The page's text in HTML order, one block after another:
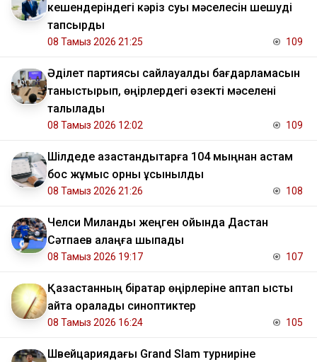
кешендеріндегі кәріз суы мәселесін шешуді
тапсырды
08 Тамыз 2026 21:25 109
Әділет партиясы сайлауалды бағдарламасын
таныстырып, өңірлердегі өзекті мәселені
талқылады
08 Тамыз 2026 12:02 109
​Шілдеде қазақстандықтарға 104 мыңнан астам
бос жұмыс орны ұсынылды
08 Тамыз 2026 21:26 108
Челси Миланды жеңген ойында Дастан
Сәтпаев алаңға шықпады
08 Тамыз 2026 19:17 107
Қазақстанның бірқатар өңірлеріне аптап ыстық
қайта оралады синоптиктер
08 Тамыз 2026 16:24 105
Швейцариядағы Grand Slam турниріне